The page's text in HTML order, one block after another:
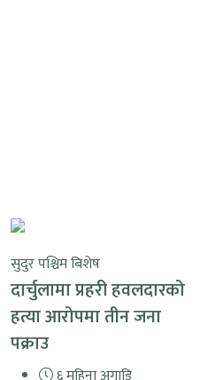
सुदुर पश्चिम बिशेष
दार्चुलामा प्रहरी हवलदारको
हत्या आरोपमा तीन जना
पक्राउ